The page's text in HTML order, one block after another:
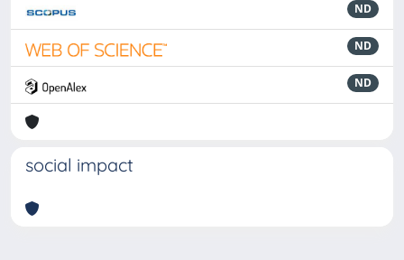
ND
ND
ND
social impact